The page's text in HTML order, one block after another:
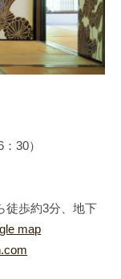
30）
徒歩約3分、地下
map